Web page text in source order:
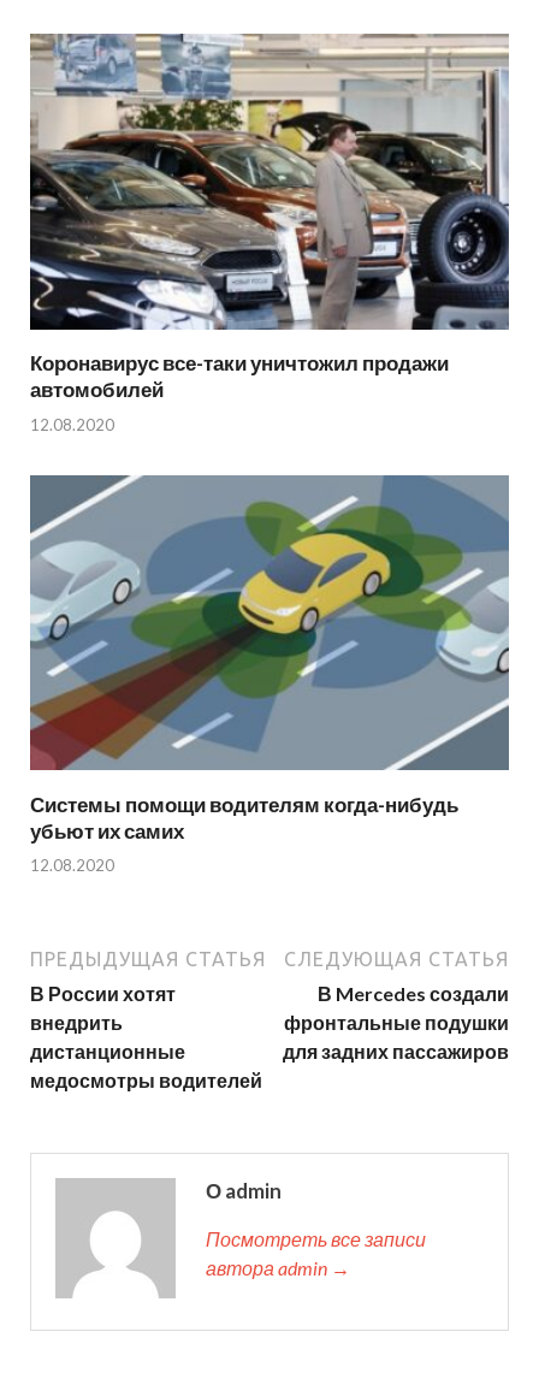
Коронавирус все-таки уничтожил продажи
автомобилей
12.08.2020
Системы помощи водителям когда-нибудь
убьют их самих
12.08.2020
ПРЕДЫДУЩАЯ СТАТЬЯ
В России хотят
внедрить
дистанционные
медосмотры водителей
СЛЕДУЮЩАЯ СТАТЬЯ
В Mercedes создали
фронтальные подушки
для задних пассажиров
О admin
Посмотреть все записи
автора admin →